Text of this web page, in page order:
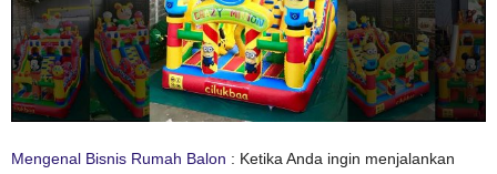
Mengenal Bisnis Rumah Balon : Ketika Anda ingin menjalankan